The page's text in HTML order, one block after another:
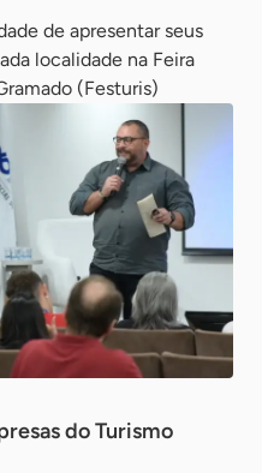
de apresentar seus
localidade na Feira
(Festuris)
do Turismo